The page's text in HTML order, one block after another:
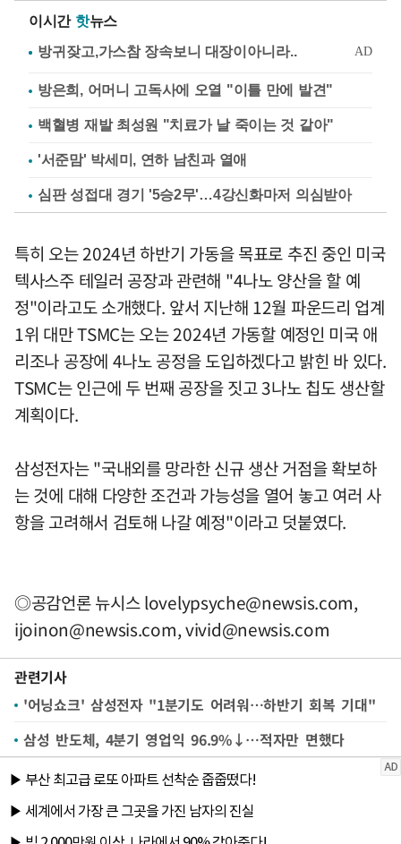
이시간 핫뉴스
방은희, 어머니 고독사에 오열 "이틀 만에 발견"
백혈병 재발 최성원 "치료가 날 죽이는 것 같아"
'서준맘' 박세미, 연하 남친과 열애
심판 성접대 경기 '5승2무'…4강신화마저 의심받아
특히 오는 2024년 하반기 가동을 목표로 추진 중인 미국
텍사스주 테일러 공장과 관련해 "4나노 양산을 할 예
정"이라고도 소개했다. 앞서 지난해 12월 파운드리 업계
1위 대만 TSMC는 오는 2024년 가동할 예정인 미국 애
리조나 공장에 4나노 공정을 도입하겠다고 밝힌 바 있다.
TSMC는 인근에 두 번째 공장을 짓고 3나노 칩도 생산할
계획이다.
삼성전자는 "국내외를 망라한 신규 생산 거점을 확보하
는 것에 대해 다양한 조건과 가능성을 열어 놓고 여러 사
항을 고려해서 검토해 나갈 예정"이라고 덧붙였다.
◎공감언론 뉴시스lovelypsyche@newsis.com,
ijoinon@newsis.com,vivid@newsis.com
관련기사
'어닝쇼크' 삼성전자 "1분기도 어려워…하반기 회복 기대"
삼성 반도체, 4분기 영업익 96.9%↓…적자만 면했다